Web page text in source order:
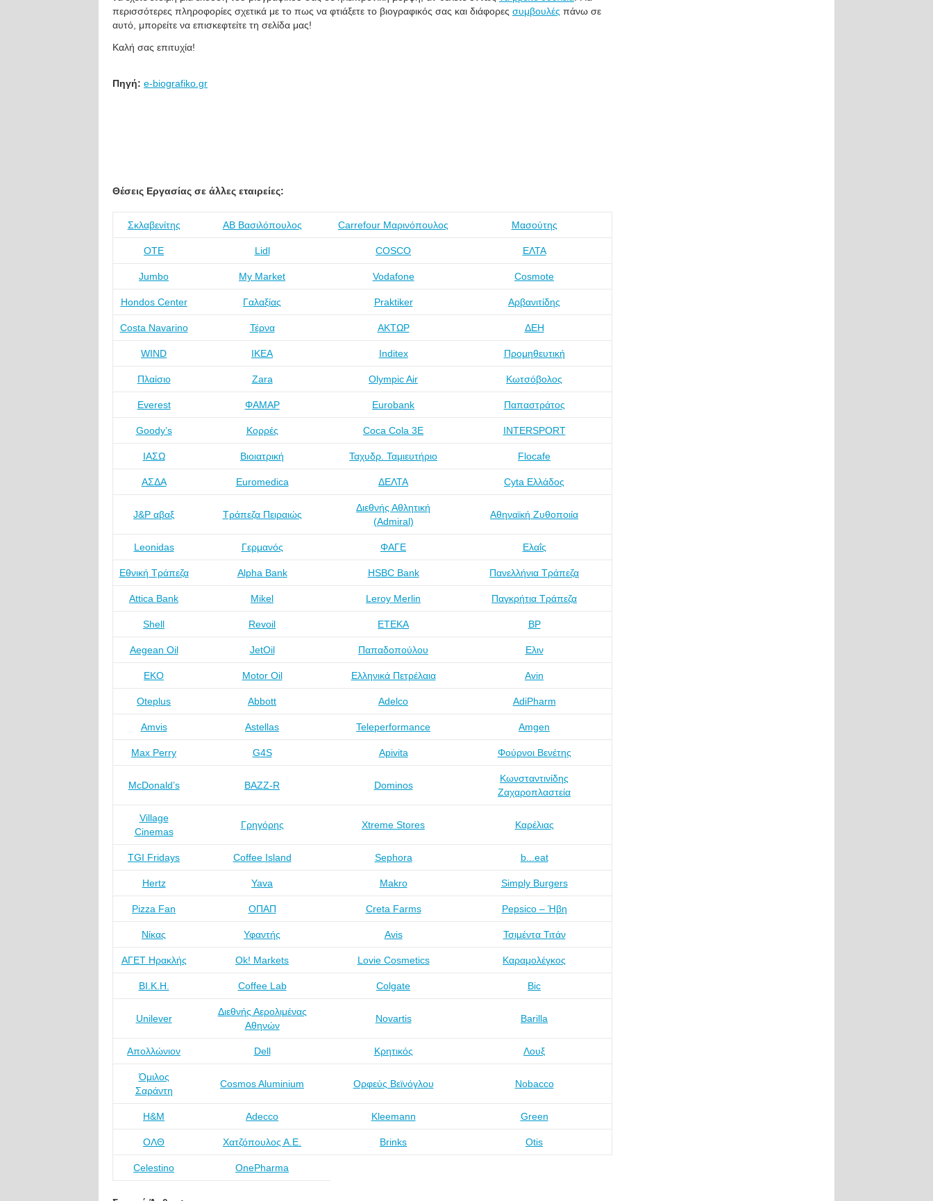
περισσότερες πληροφορίες σχετικά με το πως να φτιάξετε το βιογραφικός σας και διάφορες συμβουλές πάνω σε
αυτό, μπορείτε να επισκεφτείτε τη σελίδα μας!
Καλή σας επιτυχία!
Πηγή: e-biografiko.gr
Θέσεις Εργασίας σε άλλες εταιρείες:
Σκλαβενίτης ΑΒ Βασιλόπουλος Carrefour Μαρινόπουλος Μασούτης
ΟΤΕ Lidl COSCO ΕΛΤΑ
Jumbo My Market Vodafone Cosmote
Hondos Center Γαλαξίας Praktiker Αρβανιτίδης
Costa Navarino Τέρνα ΑΚΤΩΡ ΔΕΗ
WIND IKEA Inditex Προμηθευτική
Πλαίσιο Zara Olympic Air Κωτσόβολος
Everest ΦΑΜΑΡ Eurobank Παπαστράτος
Goody’s Κορρές Coca Cola 3Ε INTERSPORT
ΙΑΣΩ Βιοιατρική Ταχυδρ. Ταμιευτήριο Flocafe
ΑΣΔΑ Euromedica ΔΕΛΤΑ Cyta Ελλάδος
J&P αβαξ Τράπεζα Πειραιώς
Διεθνής Αθλητική
(Admiral)
Αθηναϊκή Ζυθοποιία
Leonidas Γερμανός ΦΑΓΕ Ελαΐς
Εθνική Τράπεζα Alpha Bank HSBC Bank Πανελλήνια Τράπεζα
Attica Bank Mikel Leroy Merlin Παγκρήτια Τράπεζα
Shell Revoil ΕΤΕΚΑ BP
Aegean Oil JetOil Παπαδοπούλου Ελιν
ΕΚΟ Motor Oil Ελληνικά Πετρέλαια Avin
Oteplus Abbott Adelco AdiPharm
Amvis Astellas Teleperformance Amgen
Max Perry G4S Apivita Φούρνοι Βενέτης
McDonald’s BAZZ-R Dominos
Κωνσταντινίδης
Ζαχαροπλαστεία
Village
Cinemas
Γρηγόρης Xtreme Stores Καρέλιας
TGI Fridays Coffee Island Sephora b...eat
Hertz Yava Makro Simply Burgers
Pizza Fan ΟΠΑΠ Creta Farms Pepsico – Ήβη
Νίκας Υφαντής Avis Τσιμέντα Τιτάν
ΑΓΕΤ Ηρακλής Ok! Markets Lovie Cosmetics Καραμολέγκος
ΒΙ.Κ.Η. Coffee Lab Colgate Bic
Unilever
Διεθνής Αερολιμένας
Αθηνών
Novartis Barilla
Απολλώνιον Dell Κρητικός Λουξ
Όμιλος
Σαράντη
Cosmos Aluminium Ορφεύς Βεϊνόγλου Nobacco
H&M Adecco Kleemann Green
ΟΛΘ Χατζόπουλος Α.Ε. Brinks Otis
Celestino OnePharma